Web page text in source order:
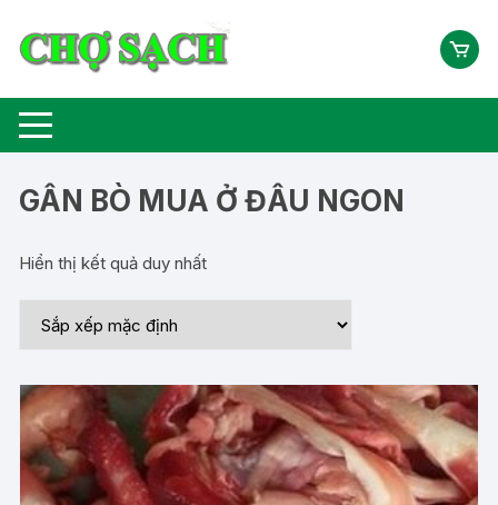
GÂN BÒ MUA Ở ĐÂU NGON
Hiển thị kết quả duy nhất